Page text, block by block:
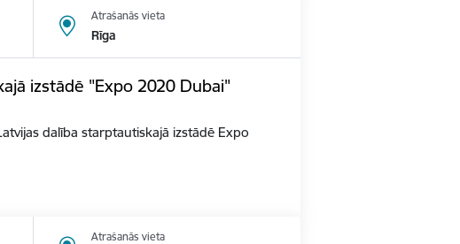
Atrašanās vieta
Rīga
izstādē "Expo 2020 Dubai"
dalība starptautiskajā izstādē Expo
Atrašanās vieta